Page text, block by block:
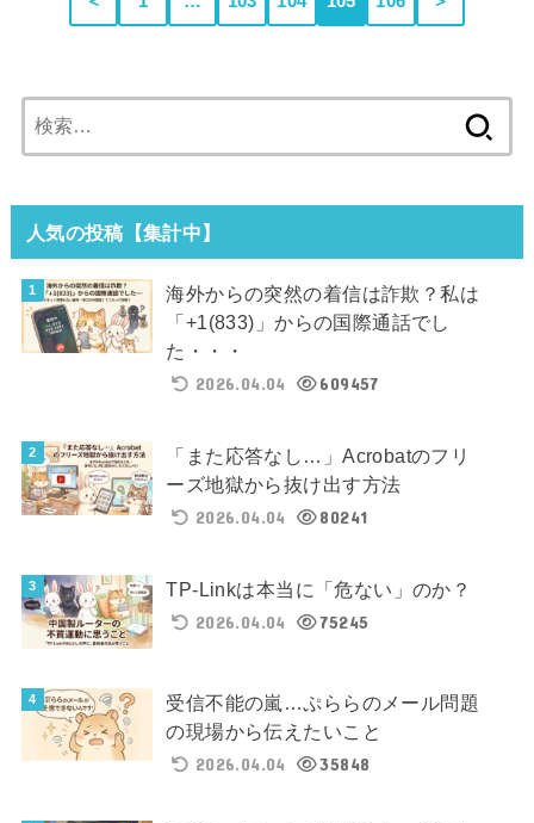
索:
人気の投稿【集計中】
海外からの突然の着信は詐欺？私は
「+1(833)」からの国際通話でし
た・・・
2026.04.04
609457
「また応答なし…」Acrobatのフリ
ーズ地獄から抜け出す方法
2026.04.04
80241
TP-Linkは本当に「危ない」のか？
2026.04.04
75245
受信不能の嵐…ぷららのメール問題
の現場から伝えたいこと
2026.04.04
35848